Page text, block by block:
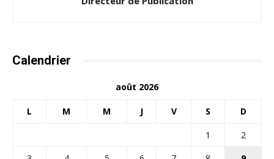
Calendrier
août 2026
L M M J V S D
1
2